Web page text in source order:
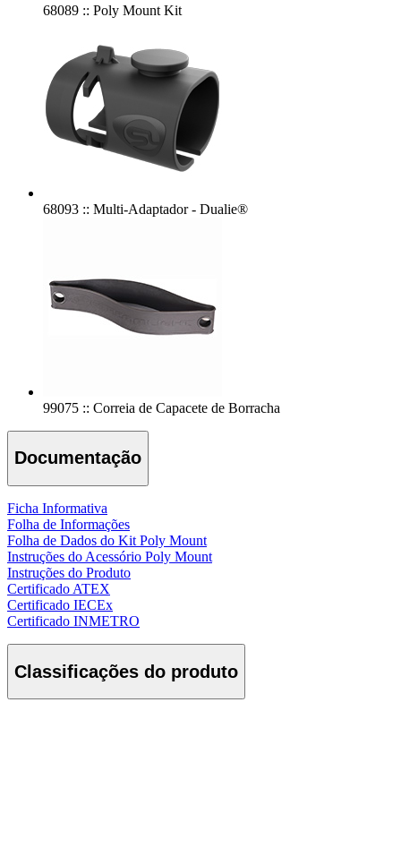
68089 :: Poly Mount Kit
68093 :: Multi-Adaptador - Dualie®
99075 :: Correia de Capacete de Borracha
Documentação
Ficha Informativa
Folha de Informações
Folha de Dados do Kit Poly Mount
Instruções do Acessório Poly Mount
Instruções do Produto
Certificado ATEX
Certificado IECEx
Certificado INMETRO
Classificações do produto